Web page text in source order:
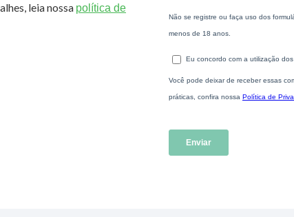
leia nossa política de